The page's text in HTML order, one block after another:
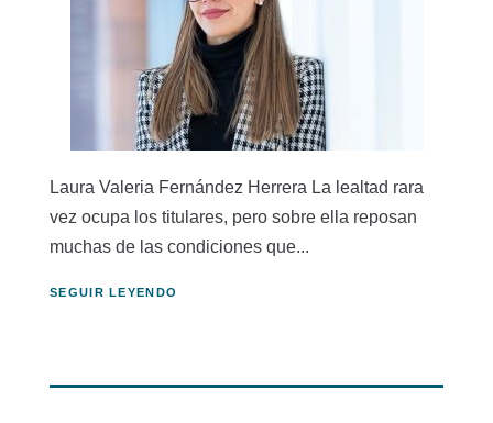
Laura Valeria Fernández Herrera La lealtad rara
vez ocupa los titulares, pero sobre ella reposan
muchas de las condiciones que...
SEGUIR LEYENDO